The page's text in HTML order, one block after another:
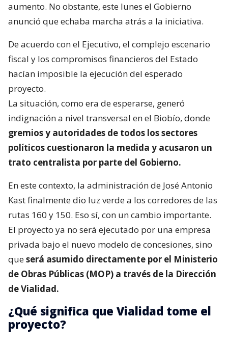
aumento. No obstante, este lunes el Gobierno
anunció que echaba marcha atrás a la iniciativa.
De acuerdo con el Ejecutivo, el complejo escenario
fiscal y los compromisos financieros del Estado
hacían imposible la ejecución del esperado
proyecto.
La situación, como era de esperarse, generó
indignación a nivel transversal en el Biobío, donde
gremios y autoridades de todos los sectores
políticos cuestionaron la medida y acusaron un
trato centralista por parte del Gobierno.
En este contexto, la administración de José Antonio
Kast finalmente dio luz verde a los corredores de las
rutas 160 y 150. Eso sí, con un cambio importante.
El proyecto ya no será ejecutado por una empresa
privada bajo el nuevo modelo de concesiones, sino
queserá asumido directamente por el Ministerio
de Obras Públicas (MOP) a través de la Dirección
de Vialidad.
¿Qué significa que Vialidad tome el
proyecto?